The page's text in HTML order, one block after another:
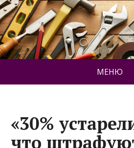
МЕНЮ
«30%
что